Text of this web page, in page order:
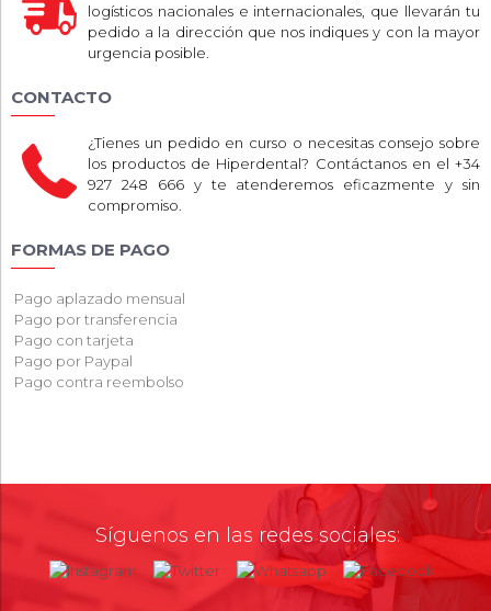
logísticos nacionales e internacionales, que llevarán tu
pedido a la dirección que nos indiques y con la mayor
urgencia posible.
CONTACTO
¿Tienes un pedido en curso o necesitas consejo sobre
los productos de Hiperdental? Contáctanos en el +34
927 248 666 y te atenderemos eficazmente y sin
compromiso.
FORMAS DE PAGO
Pago aplazado mensual
Pago por transferencia
Pago con tarjeta
Pago por Paypal
Pago contra reembolso
Síguenos en las redes sociales: